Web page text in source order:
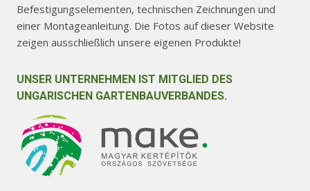
Befestigungselementen, technischen Zeichnungen und
einer Montageanleitung. Die Fotos auf dieser Website
zeigen ausschließlich unsere eigenen Produkte!
UNSER UNTERNEHMEN IST MITGLIED DES
UNGARISCHEN GARTENBAUVERBANDES.